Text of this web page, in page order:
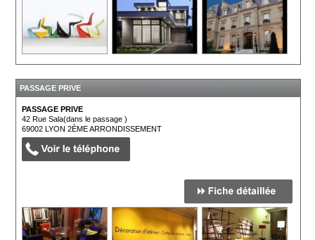
PASSAGE PRIVE
PASSAGE PRIVE
42 Rue Sala(dans le passage )
69002LYON 2ÈME ARRONDISSEMENT